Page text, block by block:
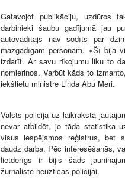
Gatavojot publikāciju, uzdūros
darbinieki šaubu gadījumā jau
autovadītājs nav sodīts par
mazgadīgām personām. «Šī bija
izdarīt. Ar savu rīkojumu liku to
nomierinos. Varbūt kāds to
iekšlietu ministre Linda Abu Meri.
Valsts policijā uz laikraksta
nevar atbildēt, jo tāda statistika
visus iespējamos reģistrus, bet
daudz darba. Pēc interesēšanās,
lietderīgs ir bijis šāds
žurnāliste neuzticas policijai.